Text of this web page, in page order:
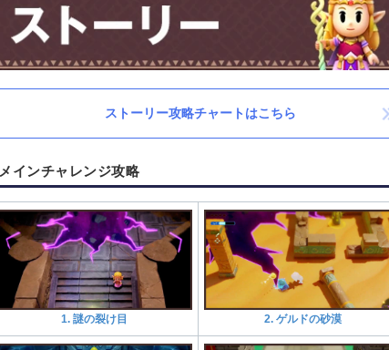
ストーリー攻略チャートはこちら
メインチャレンジ攻略
1. 謎の裂け目 2. ゲルドの砂漠